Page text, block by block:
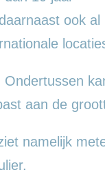
ook al
aan de
namelijk